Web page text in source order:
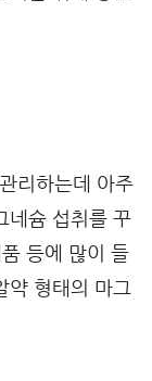
리하는데 아주
네슘 섭취를 꾸
등에 많이 들
약 형태의 마그